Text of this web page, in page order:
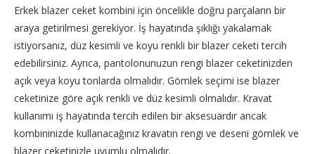
Erkek blazer ceket kombini için öncelikle doğru parçaların bir
araya getirilmesi gerekiyor. İş hayatında şıklığı yakalamak
istiyorsanız, düz kesimli ve koyu renkli bir blazer ceketi tercih
edebilirsiniz. Ayrıca, pantolonunuzun rengi blazer ceketinizden
açık veya koyu tonlarda olmalıdır. Gömlek seçimi ise blazer
ceketinize göre açık renkli ve düz kesimli olmalıdır. Kravat
kullanımı iş hayatında tercih edilen bir aksesuardır ancak
kombininizde kullanacağınız kravatın rengi ve deseni gömlek ve
blazer ceketinizle uyumlu olmalıdır.